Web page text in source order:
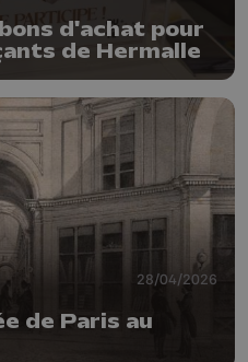
d'achat pour
de Hermalle
28/04/2026
de Paris au